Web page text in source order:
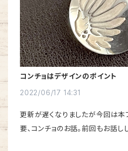
コンチョはデザインのポイント
2022/06/17 14:31
更新が遅くなりましたが今回は本
要、コンチョのお話。前回もお話し
ルト装着型スマートフォンケース